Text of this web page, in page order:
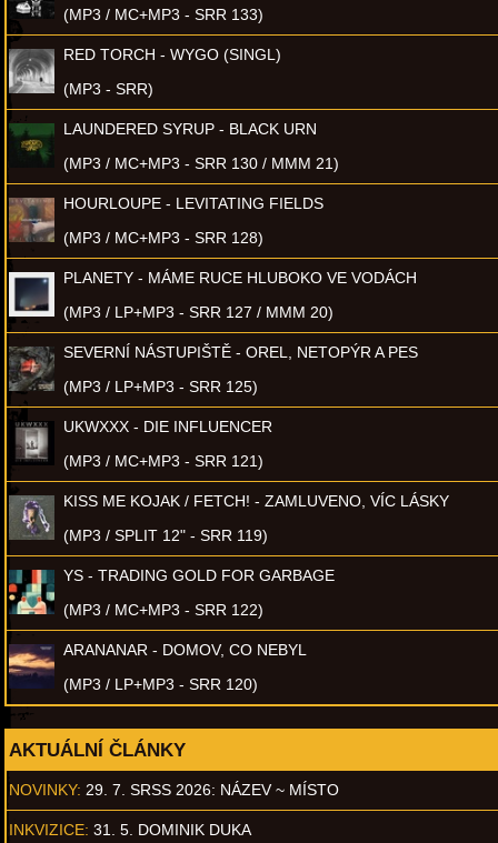
(MP3 / MC+MP3 - SRR 133)
RED TORCH - WYGO (SINGL)
(MP3 - SRR)
LAUNDERED SYRUP - BLACK URN
(MP3 / MC+MP3 - SRR 130 / MMM 21)
HOURLOUPE - LEVITATING FIELDS
(MP3 / MC+MP3 - SRR 128)
PLANETY - MÁME RUCE HLUBOKO VE VODÁCH
(MP3 / LP+MP3 - SRR 127 / MMM 20)
SEVERNÍ NÁSTUPIŠTĚ - OREL, NETOPÝR A PES
(MP3 / LP+MP3 - SRR 125)
UKWXXX - DIE INFLUENCER
(MP3 / MC+MP3 - SRR 121)
KISS ME KOJAK / FETCH! - ZAMLUVENO, VÍC LÁSKY
(MP3 / SPLIT 12" - SRR 119)
YS - TRADING GOLD FOR GARBAGE
(MP3 / MC+MP3 - SRR 122)
ARANANAR - DOMOV, CO NEBYL
(MP3 / LP+MP3 - SRR 120)
AKTUÁLNÍ ČLÁNKY
NOVINKY: 29. 7. SRSS 2026: NÁZEV ~ MÍSTO
INKVIZICE: 31. 5. DOMINIK DUKA